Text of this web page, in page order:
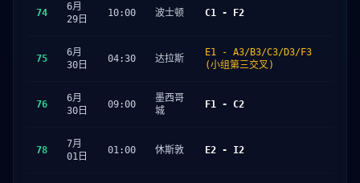
74
6月
29日
10:00 波士顿 C1 - F2
75
6月
30日
04:30 达拉斯
E1 - A3/B3/C3/D3/F3
(小组第三交叉)
76
6月
30日
09:00
墨西哥
城
F1 - C2
78
7月
01日
01:00 休斯敦 E2 - I2